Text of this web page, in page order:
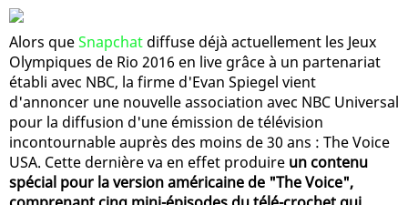
Alors queSnapchat diffuse déjà actuellement les Jeux
Olympiques de Rio 2016 en live grâce à un partenariat
établi avec NBC, la firme d'Evan Spiegel vient
d'annoncer une nouvelle association avec NBC Universal
pour la diffusion d'une émission de télévision
incontournable auprès des moins de 30 ans : The Voice
USA. Cette dernière va en effet produire un contenu
spécial pour la version américaine de "The Voice",